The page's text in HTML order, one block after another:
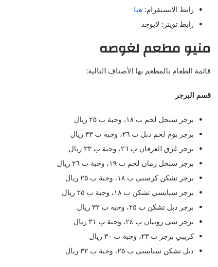
رابط الانستقرام: هنا
رابط تويتر: لايوجد
منيو مطعم لغوصه
قائمة الطعام بالمطعم بها الأصناف التالية:
قسم البرجر
برجر سنجل لحم ب ١٨، وجبة ب ٢٥ ريال
برجر بوم لحم دبل ب ٢٦، وجبة ب ٣٣ ريال
برجر غرق الغرقان ب ٢٦، وجبة ب ٣٣ ريال
برجر سنجل رمان لحم ب ١٩، وجبة ب ٢٦ ريال
برجر تشكن كرسبي ب ١٨، وجبة ب ٢٥ ريال
برجر سبايسي تشكن ب ١٨، وجبة ب ٢٥ ريال
برجر دبل تشكن ب ٢٥، وجبة ب ٣٢ ريال
برجر شي روبيان ب ٢٤، وجبة ب ٣١ ريال
كريبي برجر ب ٢٣، وجبة ب ٣٠ ريال
دبل تشكن سبايسي ب ٢٥، وجبة ب ٣٢ ريال